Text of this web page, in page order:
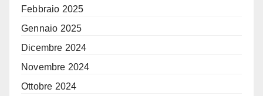
Febbraio 2025
Gennaio 2025
Dicembre 2024
Novembre 2024
Ottobre 2024